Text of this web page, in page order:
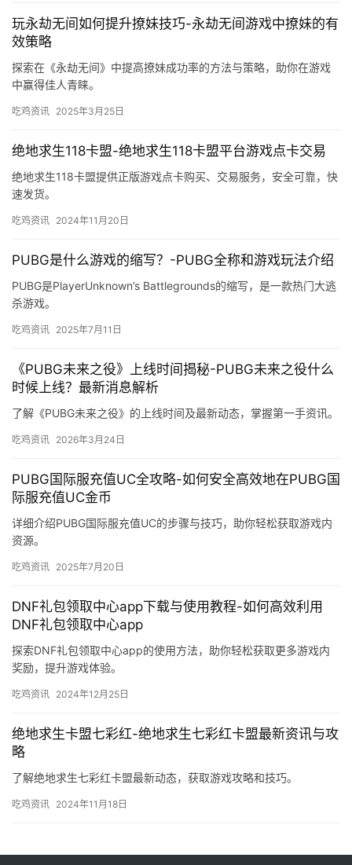
玩永劫无间如何提升撩妹技巧-永劫无间游戏中撩妹的有
效策略
探索在《永劫无间》中提高撩妹成功率的方法与策略，助你在游戏
中赢得佳人青睐。
吃鸡资讯 2025年3月25日
绝地求生118卡盟-绝地求生118卡盟平台游戏点卡交易
绝地求生118卡盟提供正版游戏点卡购买、交易服务，安全可靠，快
速发货。
吃鸡资讯 2024年11月20日
PUBG是什么游戏的缩写？-PUBG全称和游戏玩法介绍
PUBG是PlayerUnknown’s Battlegrounds的缩写，是一款热门大逃
杀游戏。
吃鸡资讯 2025年7月11日
《PUBG未来之役》上线时间揭秘-PUBG未来之役什么
时候上线？最新消息解析
了解《PUBG未来之役》的上线时间及最新动态，掌握第一手资讯。
吃鸡资讯 2026年3月24日
PUBG国际服充值UC全攻略-如何安全高效地在PUBG国
际服充值UC金币
详细介绍PUBG国际服充值UC的步骤与技巧，助你轻松获取游戏内
资源。
吃鸡资讯 2025年7月20日
DNF礼包领取中心app下载与使用教程-如何高效利用
DNF礼包领取中心app
探索DNF礼包领取中心app的使用方法，助你轻松获取更多游戏内
奖励，提升游戏体验。
吃鸡资讯 2024年12月25日
绝地求生卡盟七彩红-绝地求生七彩红卡盟最新资讯与攻
略
了解绝地求生七彩红卡盟最新动态，获取游戏攻略和技巧。
吃鸡资讯 2024年11月18日